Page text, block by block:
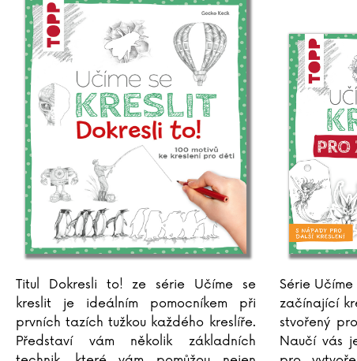
Titul Dokresli to! ze série Učíme se
kreslit je ideálním pomocníkem při
prvních tazích tužkou každého kreslíře.
Představí vám několik základních
Série
začínající
stvořený
Naučí vás